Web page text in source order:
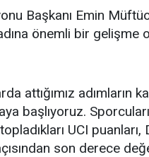
Başkanı Emin
önemli bir gelişme
attığımız adımların
başlıyoruz.
UCI puanları,
son derece